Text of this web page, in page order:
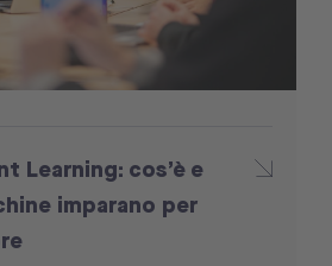
Learning: cos’è e
imparano per